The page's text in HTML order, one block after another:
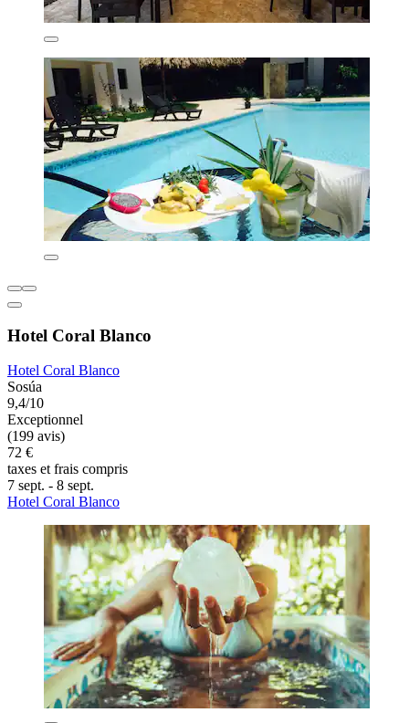
Hotel Coral Blanco
Hotel Coral Blanco
Sosúa
9,4/10
Exceptionnel
(199 avis)
72 €
taxes et frais compris
7 sept. - 8 sept.
Hotel Coral Blanco